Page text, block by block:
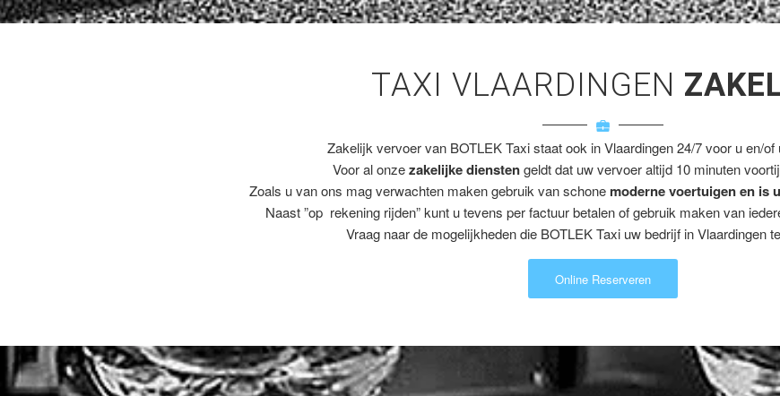
TAXI VLAARDINGEN
Zakelijk vervoer van BOTLEK Taxi staat ook in Vlaardingen 24/7 voor u en/of
Voor al onzezakelijke dienstengeldt dat uw vervoer altijd 10 minuten
Zoals u van ons mag verwachten maken gebruik van schone moderne voertuigen en is
Naast ”op rekening rijden” kunt u tevens per factuur betalen of gebruik maken van
Vraag naar de mogelijkheden die BOTLEK Taxi uw bedrijf in Vlaardingen
Online Reserveren